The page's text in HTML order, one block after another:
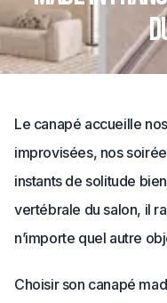
Le canapé accueille
improvisées, nos
instants de solitude
vertébrale du salon, il
n’importe quel autre
Choisir son canapé